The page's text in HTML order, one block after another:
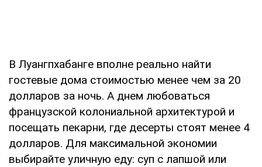
В Луангпхабанге вполне реально найти
гостевые дома стоимостью менее чем за 20
долларов за ночь. А днем любоваться
французской колониальной архитектурой и
посещать пекарни, где десерты стоят менее 4
долларов. Для максимальной экономии
выбирайте уличную еду: суп с лапшой или